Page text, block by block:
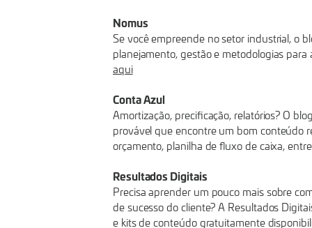
Nomus
Se você empreende no setor industrial, o
planejamento, gestão e metodologias
aqui
Conta Azul
Amortização, precificação, relatórios? O
provável que encontre um bom conteúdo
orçamento, planilha de fluxo de caixa,
Resultados Digitais
Precisa aprender um pouco mais sobre
de sucesso do cliente? A Resultados
e kits de conteúdo gratuitamente